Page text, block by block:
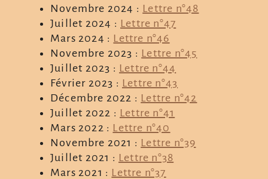
Novembre 2024 : Lettre n°48
Juillet 2024 : Lettre n°47
Mars 2024 : Lettre n°46
Novembre 2023 : Lettre n°45
Juillet 2023 : Lettre n°44
Février 2023 : Lettre n°43
Décembre 2022 : Lettre n°42
Juillet 2022 : Lettre n°41
Mars 2022 : Lettre n°40
Novembre 2021 : Lettre n°39
Juillet 2021 : Lettre n°38
Mars 2021 : Lettre n°37